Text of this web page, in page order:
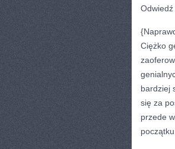
Ciężko
bardziej
się za
przede